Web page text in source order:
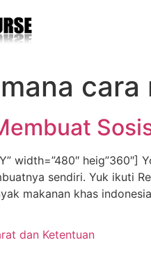
width=”480″
sendiri. Yuk ikuti
makanan khas
dan Ketentuan